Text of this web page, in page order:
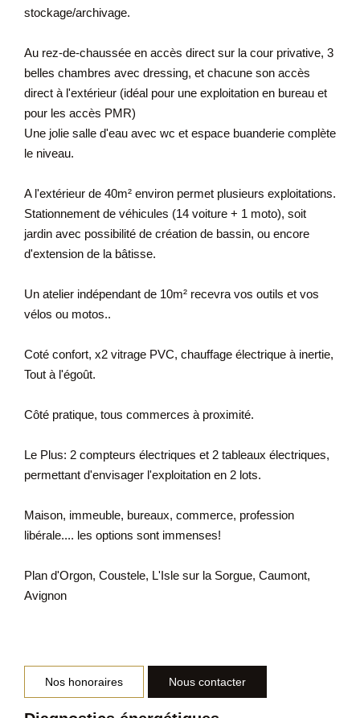
stockage/archivage.
Au rez-de-chaussée en accès direct sur la cour privative, 3
belles chambres avec dressing, et chacune son accès
direct à l'extérieur (idéal pour une exploitation en bureau et
pour les accès PMR)
Une jolie salle d'eau avec wc et espace buanderie complète
le niveau.
A l'extérieur de 40m² environ permet plusieurs exploitations.
Stationnement de véhicules (14 voiture + 1 moto), soit
jardin avec possibilité de création de bassin, ou encore
d'extension de la bâtisse.
Un atelier indépendant de 10m² recevra vos outils et vos
vélos ou motos..
Coté confort, x2 vitrage PVC, chauffage électrique à inertie,
Tout à l'égoût.
Côté pratique, tous commerces à proximité.
Le Plus: 2 compteurs électriques et 2 tableaux électriques,
permettant d'envisager l'exploitation en 2 lots.
Maison, immeuble, bureaux, commerce, profession
libérale.... les options sont immenses!
Plan d'Orgon, Coustele, L'Isle sur la Sorgue, Caumont,
Avignon
Nos honoraires Nous contacter